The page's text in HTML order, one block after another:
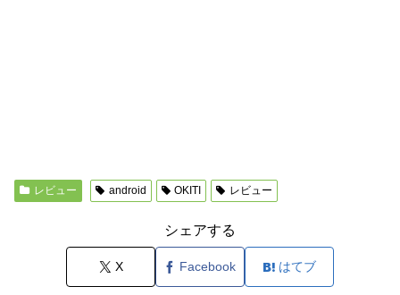
レビュー android OKITI レビュー
シェアする
X Facebook はてブ